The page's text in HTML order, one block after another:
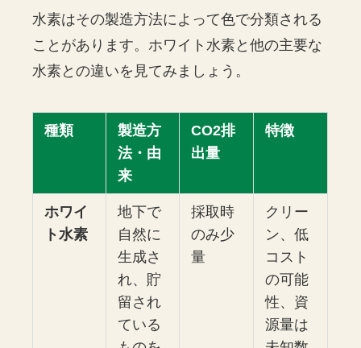
水素はその製造方法によって色で分類される
ことがあります。ホワイト水素と他の主要な
水素との違いを見てみましょう。
種類
製造方
法・由
来
CO2排
出量
特徴
ホワイ
ト水素
地下で
自然に
生成さ
れ、貯
留され
ている
採取時
のみ少
量
クリー
ン、低
コスト
の可能
性、資
源量は